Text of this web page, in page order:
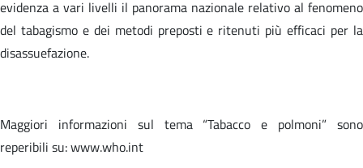
evidenza a vari livelli il panorama nazionale relativo al fenomeno
del tabagismo e dei metodi preposti e ritenuti più efficaci per la
disassuefazione.
Maggiori informazioni sul tema “Tabacco e polmoni” sono
reperibili su: www.who.int